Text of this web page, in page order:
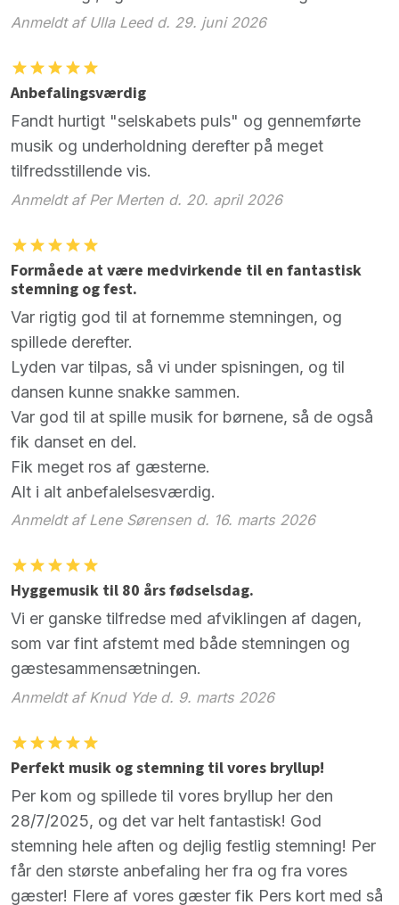
Anmeldt af Ulla Leed d. 29. juni 2026
Anbefalingsværdig
Fandt hurtigt "selskabets puls" og gennemførte
musik og underholdning derefter på meget
tilfredsstillende vis.
Anmeldt af Per Merten d. 20. april 2026
Formåede at være medvirkende til en fantastisk
stemning og fest.
Var rigtig god til at fornemme stemningen, og
spillede derefter.
Lyden var tilpas, så vi under spisningen, og til
dansen kunne snakke sammen.
Var god til at spille musik for børnene, så de også
fik danset en del.
Fik meget ros af gæsterne.
Alt i alt anbefalelsesværdig.
Anmeldt af Lene Sørensen d. 16. marts 2026
Hyggemusik til 80 års fødselsdag.
Vi er ganske tilfredse med afviklingen af dagen,
som var fint afstemt med både stemningen og
gæstesammensætningen.
Anmeldt af Knud Yde d. 9. marts 2026
Perfekt musik og stemning til vores bryllup!
Per kom og spillede til vores bryllup her den
28/7/2025, og det var helt fantastisk! God
stemning hele aften og dejlig festlig stemning! Per
får den største anbefaling her fra og fra vores
gæster! Flere af vores gæster fik Pers kort med så